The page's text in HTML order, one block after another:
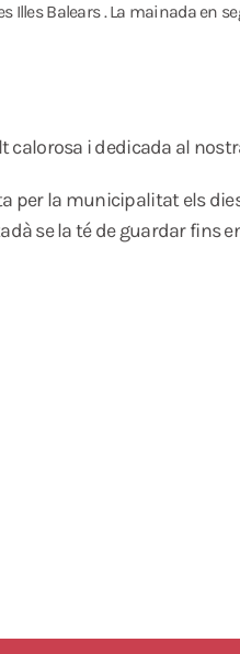
Balears . La mainada en
calorosa i dedicada al
per la municipalitat els
se la té de guardar fins